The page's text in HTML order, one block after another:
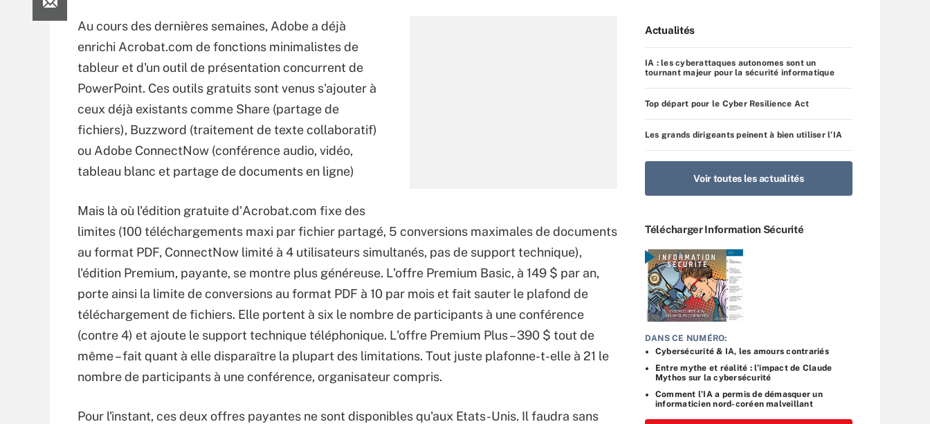
Au cours des dernières semaines, Adobe a déjà
enrichi Acrobat.com de fonctions minimalistes de
tableur et d'un outil de présentation concurrent de
PowerPoint. Ces outils gratuits sont venus s'ajouter à
ceux déjà existants comme Share (partage de
fichiers), Buzzword (traitement de texte collaboratif)
ou Adobe ConnectNow (conférence audio, vidéo,
tableau blanc et partage de documents en ligne)
Mais là où l'édition gratuite d'Acrobat.com fixe des
limites (100 téléchargements maxi par fichier partagé, 5 conversions maximales de documents
au format PDF, ConnectNow limité à 4 utilisateurs simultanés, pas de support technique),
l'édition Premium, payante, se montre plus généreuse. L'offre Premium Basic, à 149 $ par an,
porte ainsi la limite de conversions au format PDF à 10 par mois et fait sauter le plafond de
téléchargement de fichiers. Elle portent à six le nombre de participants à une conférence
(contre 4) et ajoute le support technique téléphonique. L'offre Premium Plus – 390 $ tout de
même – fait quant à elle disparaître la plupart des limitations. Tout juste plafonne-t-elle à 21 le
nombre de participants à une conférence, organisateur compris.
Pour l'instant, ces deux offres payantes ne sont disponibles qu'aux Etats-Unis. Il faudra sans
Actualités
IA : les cyberattaques autonomes sont un
tournant majeur pour la sécurité informatique
Top départ pour le Cyber Resilience Act
Les grands dirigeants peinent à bien utiliser l’IA
Voir toutes les actualités
Télécharger Information Sécurité
DANS CE NUMÉRO:
Cybersécurité & IA, les amours contrariés
Entre mythe et réalité : l’impact de Claude
Mythos sur la cybersécurité
Comment l’IA a permis de démasquer un
informaticien nord-coréen malveillant